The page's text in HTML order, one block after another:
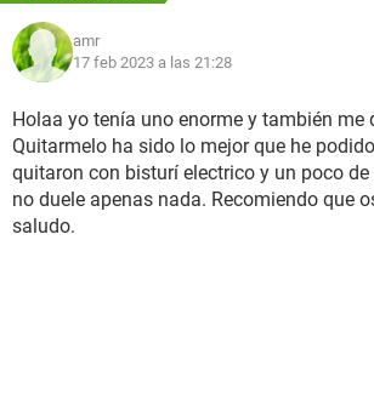
amr
17 feb 2023 a las 21:28
Holaa yo tenía uno enorme y también me
Quitarmelo ha sido lo mejor que he
quitaron con bisturí electrico y un poco
no duele apenas nada. Recomiendo que
saludo.